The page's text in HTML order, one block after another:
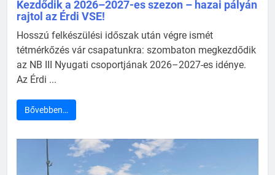
Kezdődik a 2026–2027-es szezon – hazai pályán
rajtol az Érdi VSE!
Hosszú felkészülési időszak után végre ismét
tétmérkőzés vár csapatunkra: szombaton megkezdődik
az NB III Nyugati csoportjának 2026–2027-es idénye.
Az Érdi ...
Bővebben…